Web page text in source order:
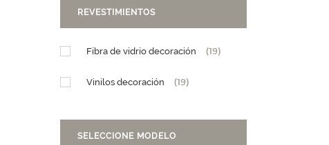
REVESTIMIENTOS
Fibra de vidrio decoración (19)
Vinilos decoración (19)
SELECCIONE MODELO